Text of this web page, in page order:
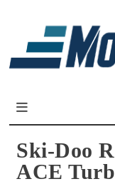
Ski-Doo
ACE